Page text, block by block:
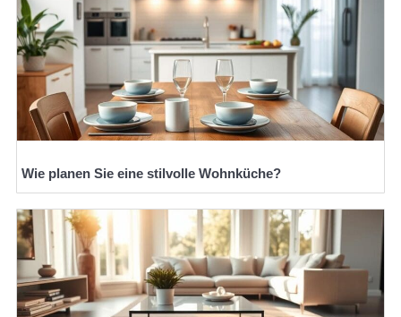
Wie planen Sie eine stilvolle Wohnküche?